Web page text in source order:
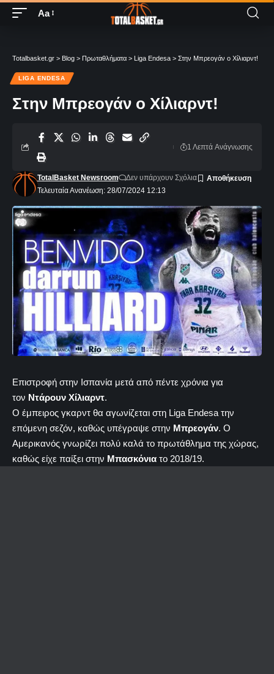
Aa
Totalbasket.gr > Blog > Πρωταθλήματα > Liga Endesa > Στην Μπρεογάν ο Χίλιαρντ!
LIGA ENDESA
Στην Μπρεογάν ο Χίλιαρντ!
Τελευταία Ανανέωση: 28/07/2024 12:13
TotalBasket Newsroom Δεν υπάρχουν Σχόλια
1 Λεπτά Aνάγνωσης
Επιστροφή στην Ισπανία μετά από πέντε χρόνια για
τον Ντάρουν Χίλιαρντ.
Ο έμπειρος γκαρντ θα αγωνίζεται στη Liga Endesa την
επόμενη σεζόν, καθώς υπέγραψε στην Μπρεογάν. Ο
Αμερικανός γνωρίζει πολύ καλά το πρωτάθλημα της χώρας,
καθώς είχε παίξει στην Μπασκόνια το 2018/19.